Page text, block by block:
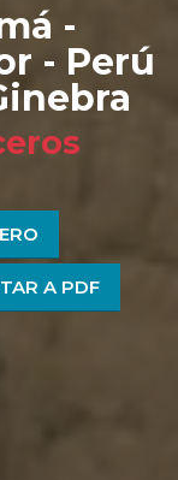
-
- Perú
A PDF